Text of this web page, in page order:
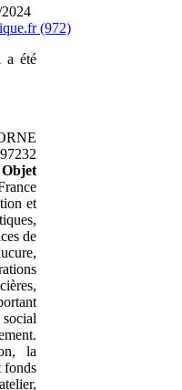
(972)
a été
Objet
et
de
la
fonds